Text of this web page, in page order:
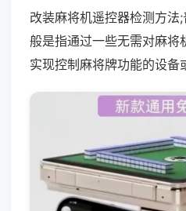
改装麻将机遥控器检测方法
般是指通过一些无需对麻将
实现控制麻将牌功能的设备